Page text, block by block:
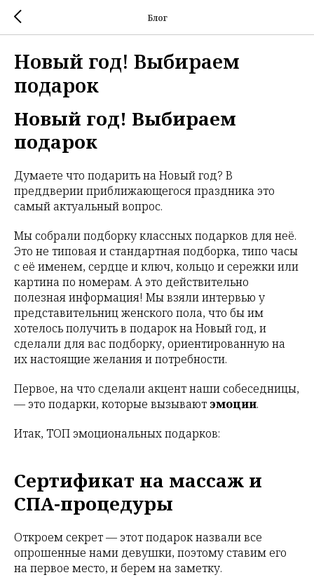
Блог
Новый год! Выбираем
подарок
Новый год! Выбираем
подарок
Думаете что подарить на Новый год? В
преддверии приближающегося праздника это
самый актуальный вопрос.
Мы собрали подборку классных подарков для неё.
Это не типовая и стандартная подборка, типо часы
с её именем, сердце и ключ, кольцо и сережки или
картина по номерам. А это действительно
полезная информация! Мы взяли интервью у
представительниц женского пола, что бы им
хотелось получить в подарок на Новый год, и
сделали для вас подборку, ориентированную на
их настоящие желания и потребности.
Первое, на что сделали акцент наши собеседницы,
— это подарки, которые вызываютэмоции.
Итак, ТОП эмоциональных подарков:
Сертификат на массаж и
СПА-процедуры
Откроем секрет — этот подарок назвали все
опрошенные нами девушки, поэтому ставим его
на первое место, и берем на заметку.